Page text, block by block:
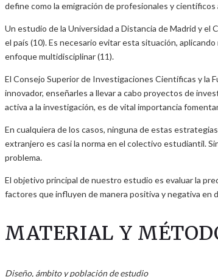
define como la emigración de profesionales y
Un estudio de la Universidad a Distancia de Madrid y
el país (10). Es necesario evitar esta situación,
enfoque multidisciplinar (11).
El Consejo Superior de Investigaciones Científicas y
innovador, enseñarles a llevar a cabo proyectos de
activa a la investigación, es de vital importancia
En cualquiera de los casos, ninguna de estas
extranjero es casi la norma en el colectivo estudiantil.
problema.
El objetivo principal de nuestro estudio es evaluar la
factores que influyen de manera positiva y negativa en
MATERIAL Y
Diseño, ámbito y población de estudio